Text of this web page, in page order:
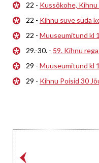
22 - Kussõkohe,
22 - Kihnu suve süda
22 - Muuseumitund kl
29.-30. - 59. Kihnu
29 - Muuseumitund kl
29 - Kihnu Poisid 30